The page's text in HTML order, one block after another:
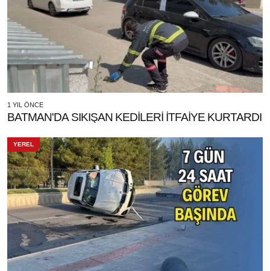
1 YIL ÖNCE
BATMAN'DA SIKIŞAN KEDİLERİ İTFAİYE KURTARDI
YEREL